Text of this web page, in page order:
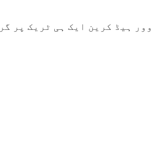
ہیڈ کرین ایک ہی ٹریک پر